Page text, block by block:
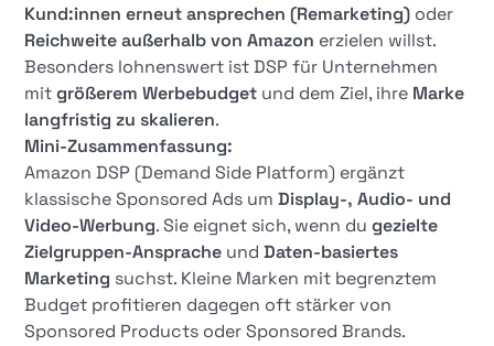
Kund:innen erneut ansprechen (Remarketing) oder
Reichweite außerhalb von Amazon erzielen willst.
Besonders lohnenswert ist DSP für Unternehmen
mitgrößerem Werbebudget und dem Ziel, ihre Marke
langfristig zu skalieren.
Mini-Zusammenfassung:
Amazon DSP (Demand Side Platform) ergänzt
klassische Sponsored Ads umDisplay-, Audio- und
Video-Werbung. Sie eignet sich, wenn dugezielte
Zielgruppen-Ansprache undDaten-basiertes
Marketing suchst. Kleine Marken mit begrenztem
Budget profitieren dagegen oft stärker von
Sponsored Products oder Sponsored Brands.